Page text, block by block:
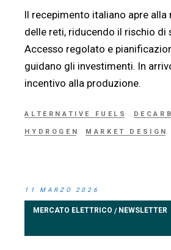
Il recepimento italiano apre alla
delle reti, riducendo il rischio di
Accesso regolato e
guidano gli investimenti. In
incentivo alla produzione.
ALTERNATIVE FUELS
HYDROGEN MARKET DESIGN
11 MARZO 2026
MERCATO ELETTRICO / NEWSLETTER